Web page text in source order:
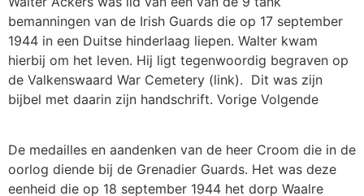
bemanningen van de Irish Guards die op 17 september
1944 in een Duitse hinderlaag liepen. Walter kwam
hierbij om het leven. Hij ligt tegenwoordig begraven op
de Valkenswaard War Cemetery (link). Dit was zijn
bijbel met daarin zijn handschrift. Vorige Volgende
De medailles en aandenken van de heer Croom die in de
oorlog diende bij de Grenadier Guards. Het was deze
eenheid die op 18 september 1944 het dorp Waalre